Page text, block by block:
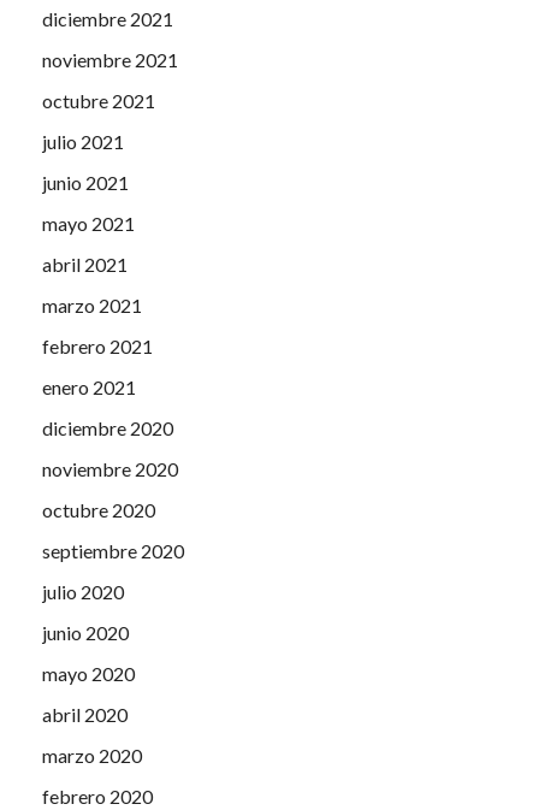
diciembre 2021
noviembre 2021
octubre 2021
julio 2021
junio 2021
mayo 2021
abril 2021
marzo 2021
febrero 2021
enero 2021
diciembre 2020
noviembre 2020
octubre 2020
septiembre 2020
julio 2020
junio 2020
mayo 2020
abril 2020
marzo 2020
febrero 2020